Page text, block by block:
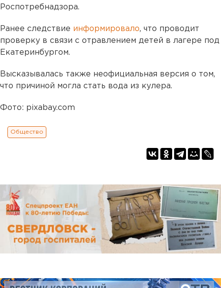
Роспотребнадзора.
Ранее следствие информировало, что проводит
проверку в связи с отравлением детей в лагере под
Екатеринбургом.
Высказывалась также неофициальная версия о том,
что причиной могла стать вода из кулера.
Фото: pixabay.com
Общество